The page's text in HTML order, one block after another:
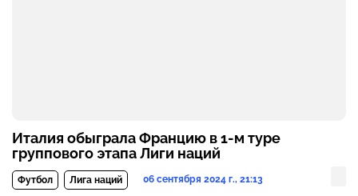
Италия обыграла Францию в 1-м туре
группового этапа Лиги наций
Футбол Лига наций 06 сентября 2024 г., 21:13